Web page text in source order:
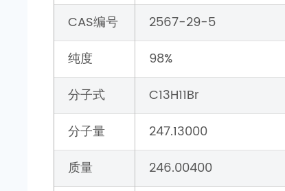
CAS编号
2567-29-5
纯度
98%
分子式
C13H11Br
分子量
247.13000
质量
246.00400